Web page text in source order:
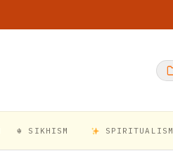
☬ SIKHISM SPIRITUALISM